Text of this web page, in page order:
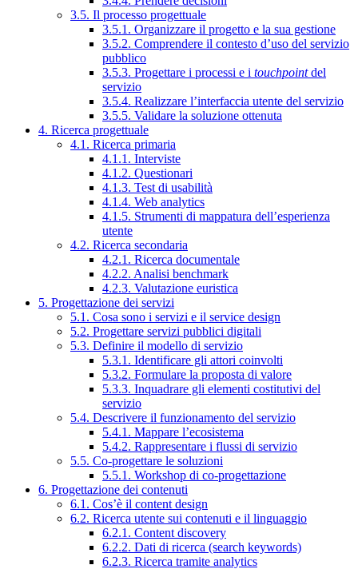
3.5. Il processo progettuale
3.5.1. Organizzare il progetto e la sua gestione
3.5.2. Comprendere il contesto d’uso del servizio
pubblico
3.5.3. Progettare i processi e i touchpointdel
servizio
3.5.4. Realizzare l’interfaccia utente del servizio
3.5.5. Validare la soluzione ottenuta
4. Ricerca progettuale
4.1. Ricerca primaria
4.1.1. Interviste
4.1.2. Questionari
4.1.3. Test di usabilità
4.1.4. Web analytics
4.1.5. Strumenti di mappatura dell’esperienza
utente
4.2. Ricerca secondaria
4.2.1. Ricerca documentale
4.2.2. Analisi benchmark
4.2.3. Valutazione euristica
5. Progettazione dei servizi
5.1. Cosa sono i servizi e il service design
5.2. Progettare servizi pubblici digitali
5.3. Definire il modello di servizio
5.3.1. Identificare gli attori coinvolti
5.3.2. Formulare la proposta di valore
5.3.3. Inquadrare gli elementi costitutivi del
servizio
5.4. Descrivere il funzionamento del servizio
5.4.1. Mappare l’ecosistema
5.4.2. Rappresentare i flussi di servizio
5.5. Co-progettare le soluzioni
5.5.1. Workshop di co-progettazione
6. Progettazione dei contenuti
6.1. Cos’è il content design
6.2. Ricerca utente sui contenuti e il linguaggio
6.2.1. Content discovery
6.2.2. Dati di ricerca (search keywords)
6.2.3. Ricerca tramite analytics